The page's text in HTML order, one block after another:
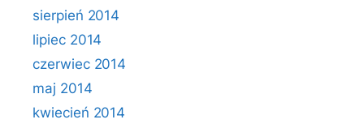
sierpień 2014
lipiec 2014
czerwiec 2014
maj 2014
kwiecień 2014